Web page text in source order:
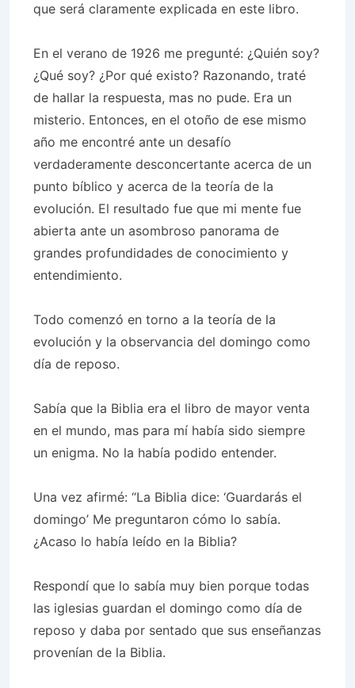
que será claramente explicada en este libro.
En el verano de 1926 me pregunté: ¿Quién soy?
¿Qué soy? ¿Por qué existo? Razonando, traté
de hallar la respuesta, mas no pude. Era un
misterio. Entonces, en el otoño de ese mismo
año me encontré ante un desafío
verdaderamente desconcertante acerca de un
punto bíblico y acerca de la teoría de la
evolución. El resultado fue que mi mente fue
abierta ante un asombroso panorama de
grandes profundidades de conocimiento y
entendimiento.
Todo comenzó en torno a la teoría de la
evolución y la observancia del domingo como
día de reposo.
Sabía que la Biblia era el libro de mayor venta
en el mundo, mas para mí había sido siempre
un enigma. No la había podido entender.
Una vez afirmé: “La Biblia dice: ‘Guardarás el
domingo’ Me preguntaron cómo lo sabía.
¿Acaso lo había leído en la Biblia?
Respondí que lo sabía muy bien porque todas
las iglesias guardan el domingo como día de
reposo y daba por sentado que sus enseñanzas
provenían de la Biblia.